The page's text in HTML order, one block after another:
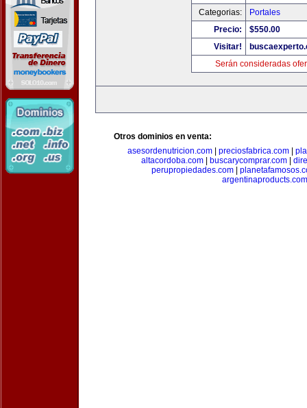
Categorias:
Portales
Precio:
$550.00
Visitar!
Serán consideradas
Otros dominios en venta:
asesordenutricion.com
preciosfabrica.com
altacordoba.com
buscarycomprar.com
perupropiedades.com
argentinaproducts.com